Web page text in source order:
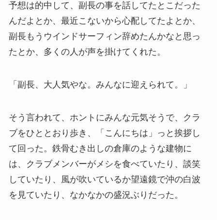
予想は的中して、副長の事を話してたとこだった
んだよとか、最近こないから心配してたよとか、
副長もうウインドサーフィン辞めたんかなと思っ
たとか、多くの人が声を掛けてくれた。
「副長、大人気やな。みんなに迎えられて。」
そう言われて、ホントにみんな元気そうで、クラ
ブをひととおり歩き、「こんにちは」っと挨拶し
て回った。鉄骨むき出しの倉庫のような建物に
は、クラブメンバーがメシを食べていたり、談笑
していたり、風が吹いているか望遠鏡で沖の白波
を見ていたり、なかなかの盛況ぶりだった。